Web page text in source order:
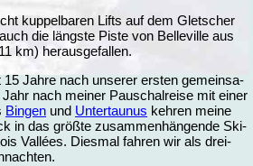
kup­pel­ba­ren Lifts auf dem Glet­scher
die längs­te Pis­te von Bel­le­ville aus
km) her­aus­ge­fal­len.
15 Jah­re nach un­se­rer ers­ten ge­mein­sa­
nach mei­ner Pau­schal­rei­se mit ei­ner
Bin­gen und Un­ter­tau­nus keh­ren mei­ne
in das größ­te zu­sam­men­hän­gen­de Ski­
Vallées. Dies­mal fah­ren wir als drei­